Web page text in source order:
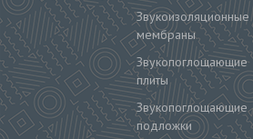
Звукоизоляционные
мембраны
Звукопоглощающие
плиты
Звукопоглощающие
подложки